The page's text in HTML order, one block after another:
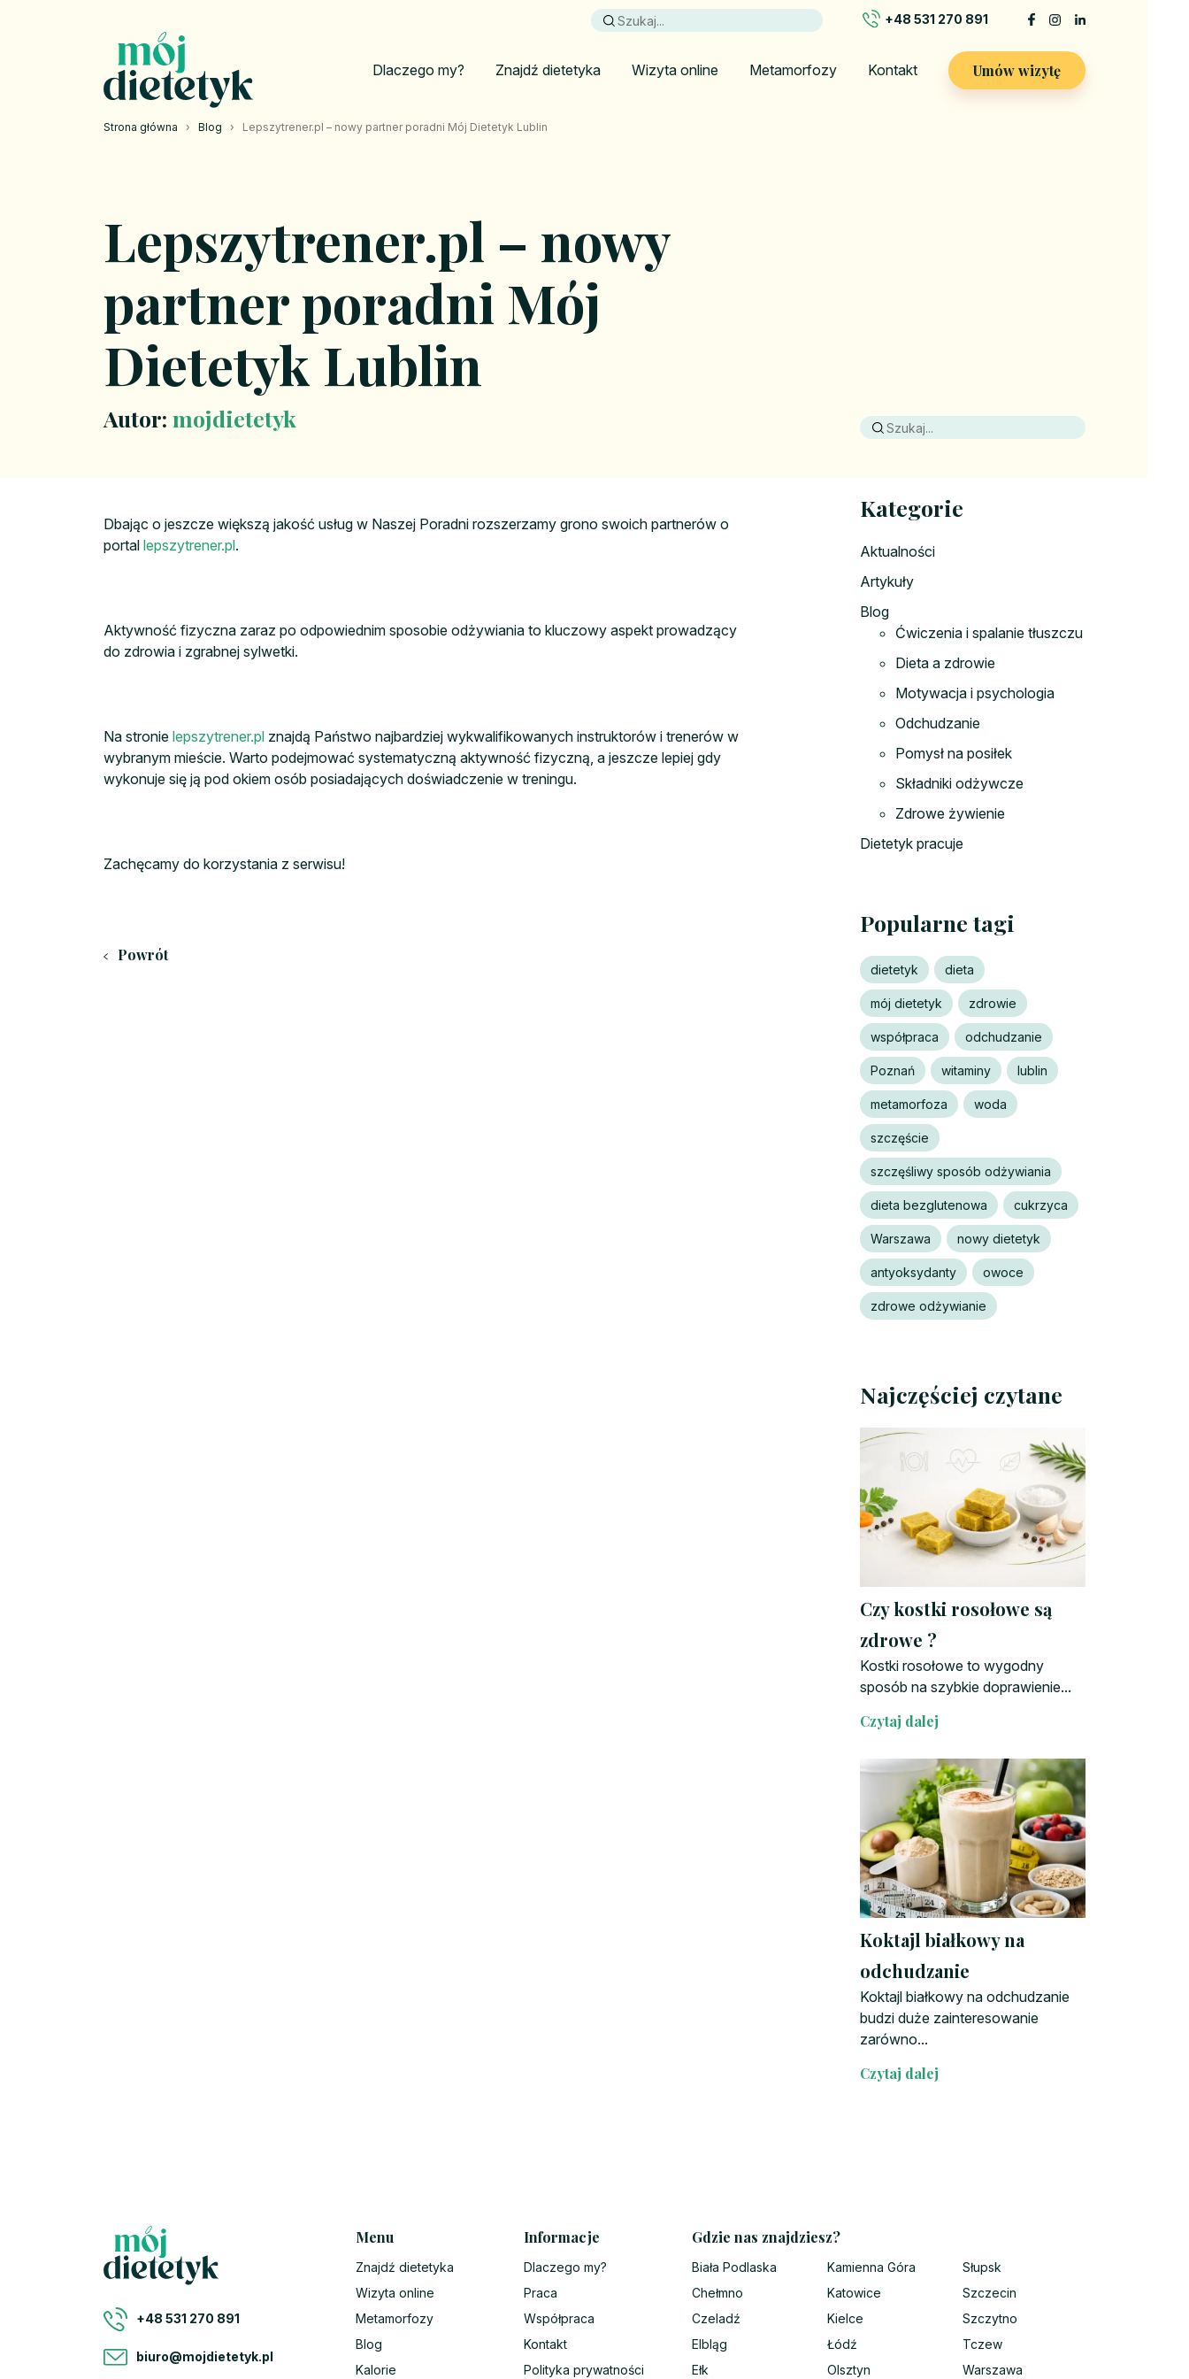
+48 531 270 891
Dlaczego my? Znajdź dietetyka Wizyta online Metamorfozy Kontakt Umów wizytę
Strona główna › Blog › Lepszytrener.pl – nowy partner poradni Mój Dietetyk Lublin
Lepszytrener.pl – nowy
partner poradni Mój
Dietetyk Lublin
Autor: mojdietetyk
Dbając o jeszcze większą jakość usług w Naszej Poradni rozszerzamy grono swoich partnerów o
portal lepszytrener.pl.
Aktywność fizyczna zaraz po odpowiednim sposobie odżywiania to kluczowy aspekt prowadzący
do zdrowia i zgrabnej sylwetki.
Na stronie lepszytrener.pl znajdą Państwo najbardziej wykwalifikowanych instruktorów i trenerów w
wybranym mieście. Warto podejmować systematyczną aktywność fizyczną, a jeszcze lepiej gdy
wykonuje się ją pod okiem osób posiadających doświadczenie w treningu.
Zachęcamy do korzystania z serwisu!
Powrót
Kategorie
Aktualności
Artykuły
Blog
Ćwiczenia i spalanie tłuszczu
Dieta a zdrowie
Motywacja i psychologia
Odchudzanie
Pomysł na posiłek
Składniki odżywcze
Zdrowe żywienie
Dietetyk pracuje
Popularne tagi
dietetyk dieta
mój dietetyk zdrowie
współpraca odchudzanie
Poznań witaminy lublin
metamorfoza woda
szczęście
szczęśliwy sposób odżywiania
dieta bezglutenowa cukrzyca
Warszawa nowy dietetyk
antyoksydanty owoce
zdrowe odżywianie
Najczęściej czytane
Czy kostki rosołowe są
zdrowe ?
Kostki rosołowe to wygodny
sposób na szybkie doprawienie...
Czytaj dalej
Koktajl białkowy na
odchudzanie
Koktajl białkowy na odchudzanie
budzi duże zainteresowanie
zarówno...
Czytaj dalej
+48 531 270 891
biuro@mojdietetyk.pl
Menu
Znajdź dietetyka
Wizyta online
Metamorfozy
Blog
Kalorie
Informacje
Dlaczego my?
Praca
Współpraca
Kontakt
Polityka prywatności
Gdzie nas znajdziesz?
Biała Podlaska
Chełmno
Czeladź
Elbląg
Ełk
Kamienna Góra
Katowice
Kielce
Łódź
Olsztyn
Słupsk
Szczecin
Szczytno
Tczew
Warszawa